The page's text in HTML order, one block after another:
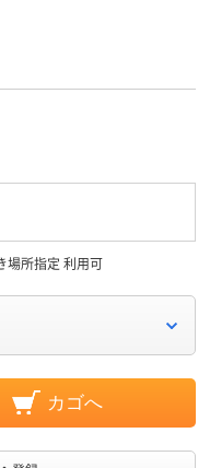
場所指定 利用可
カゴへ